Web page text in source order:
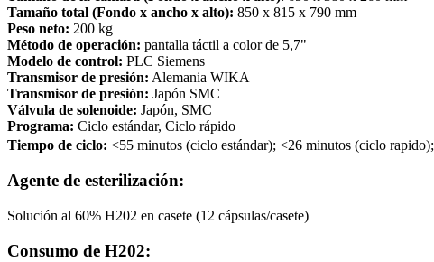
Tamaño total (Fondo x ancho x alto): 850 x 815 x 790 mm
Peso neto: 200 kg
Método de operación: pantalla táctil a color de 5,7"
Modelo de control: PLC Siemens
Transmisor de presión: Alemania WIKA
Transmisor de presión: Japón SMC
Válvula de solenoide: Japón, SMC
Programa: Ciclo estándar, Ciclo rápido
Tiempo de ciclo: <55 minutos (ciclo estándar); <26 minutos (ciclo rapido);
Agente de esterilización:
Solución al 60% H202 en casete (12 cápsulas/casete)
Consumo de H202: